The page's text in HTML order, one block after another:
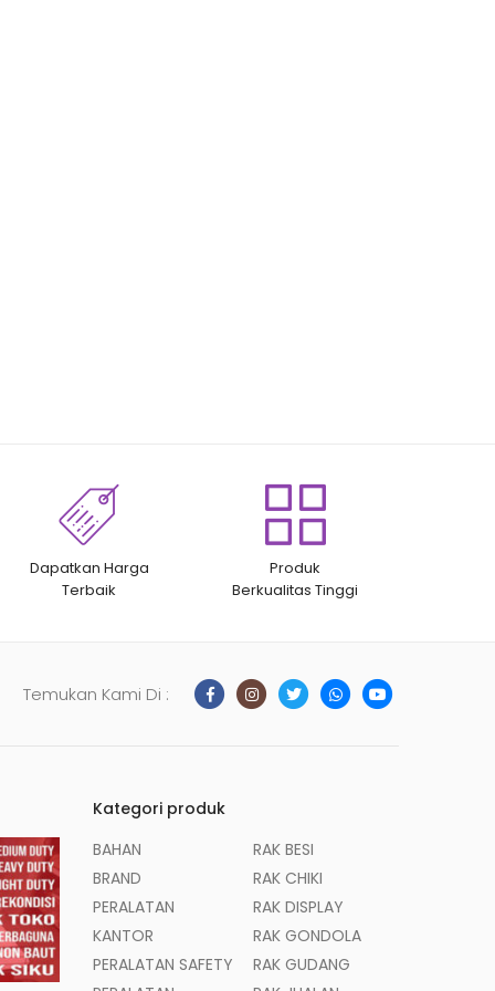
Dapatkan Harga
Terbaik
Produk
Berkualitas Tinggi
Temukan Kami Di :
Kategori produk
BAHAN
BRAND
PERALATAN
KANTOR
PERALATAN SAFETY
RAK BESI
RAK CHIKI
RAK DISPLAY
RAK GONDOLA
RAK GUDANG